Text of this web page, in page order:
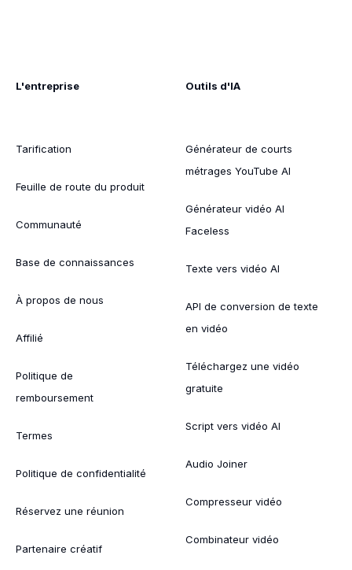
L'entreprise
Tarification
Feuille de route du produit
Communauté
Base de connaissances
À propos de nous
Affilié
Politique de
remboursement
Termes
Politique de confidentialité
Réservez une réunion
Partenaire créatif
Outils d'IA
Générateur de courts
métrages YouTube AI
Générateur vidéo AI
Faceless
Texte vers vidéo AI
API de conversion de texte
en vidéo
Téléchargez une vidéo
gratuite
Script vers vidéo AI
Audio Joiner
Compresseur vidéo
Combinateur vidéo